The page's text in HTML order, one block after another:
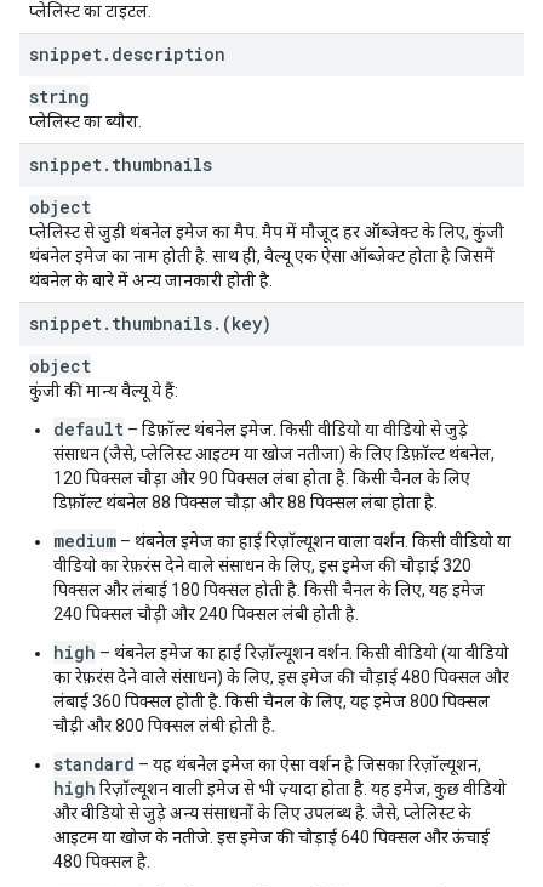
प्लेलिस्ट का टाइटल.
snippet. description
string
प्लेलिस्ट का ब्यौरा.
snippet. thumbnails
object
प्लेलिस्ट से जुड़ी थंबनेल इमेज का मैप. मैप में मौजूद हर ऑब्जेक्ट के लिए, कुंजी
थंबनेल इमेज का नाम होती है. साथ ही, वैल्यू एक ऐसा ऑब्जेक्ट होता है जिसमें
थंबनेल के बारे में अन्य जानकारी होती है.
snippet. thumbnails. (key)
object
कुंजी की मान्य वैल्यू ये हैं:
default – डिफ़ॉल्ट थंबनेल इमेज. किसी वीडियो या वीडियो से जुड़े
संसाधन (जैसे, प्लेलिस्ट आइटम या खोज नतीजा) के लिए डिफ़ॉल्ट थंबनेल,
120 पिक्सल चौड़ा और 90 पिक्सल लंबा होता है. किसी चैनल के लिए
डिफ़ॉल्ट थंबनेल 88 पिक्सल चौड़ा और 88 पिक्सल लंबा होता है.
medium – थंबनेल इमेज का हाई रिज़ॉल्यूशन वाला वर्शन. किसी वीडियो या
वीडियो का रेफ़रंस देने वाले संसाधन के लिए, इस इमेज की चौड़ाई 320
पिक्सल और लंबाई 180 पिक्सल होती है. किसी चैनल के लिए, यह इमेज
240 पिक्सल चौड़ी और 240 पिक्सल लंबी होती है.
high – थंबनेल इमेज का हाई रिज़ॉल्यूशन वर्शन. किसी वीडियो (या वीडियो
का रेफ़रंस देने वाले संसाधन) के लिए, इस इमेज की चौड़ाई 480 पिक्सल और
लंबाई 360 पिक्सल होती है. किसी चैनल के लिए, यह इमेज 800 पिक्सल
चौड़ी और 800 पिक्सल लंबी होती है.
standard – यह थंबनेल इमेज का ऐसा वर्शन है जिसका रिज़ॉल्यूशन,
high रिज़ॉल्यूशन वाली इमेज से भी ज़्यादा होता है. यह इमेज, कुछ वीडियो
और वीडियो से जुड़े अन्य संसाधनों के लिए उपलब्ध है. जैसे, प्लेलिस्ट के
आइटम या खोज के नतीजे. इस इमेज की चौड़ाई 640 पिक्सल और ऊंचाई
480 पिक्सल है.